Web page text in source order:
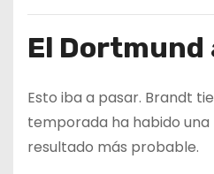
El
Esto iba a pasar. Brandt
temporada ha habido
resultado más probable.